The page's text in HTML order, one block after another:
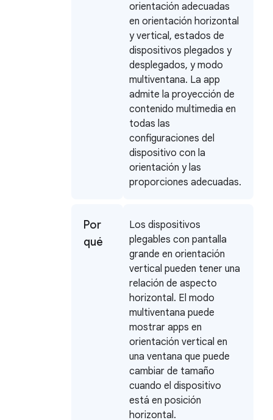
orientación adecuadas
en orientación horizontal
y vertical, estados de
dispositivos plegados y
desplegados, y modo
multiventana. La app
admite la proyección de
contenido multimedia en
todas las
configuraciones del
dispositivo con la
orientación y las
proporciones adecuadas.
Por
qué
Los dispositivos
plegables con pantalla
grande en orientación
vertical pueden tener una
relación de aspecto
horizontal. El modo
multiventana puede
mostrar apps en
orientación vertical en
una ventana que puede
cambiar de tamaño
cuando el dispositivo
está en posición
horizontal.